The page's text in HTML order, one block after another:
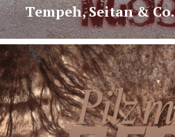
Tempeh, Seitan & Co.